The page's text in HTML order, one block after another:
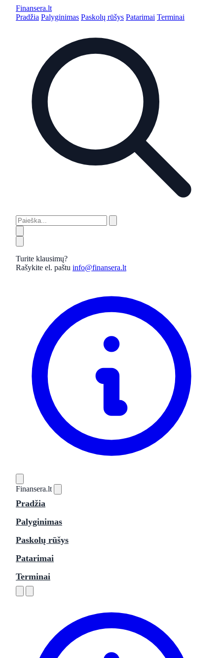
Finansera.lt
Pradžia Palyginimas Paskolų rūšys Patarimai Terminai
Turite klausimų?
Rašykite el. paštu info@finansera.lt
Finansera.lt
Pradžia
Palyginimas
Paskolų rūšys
Patarimai
Terminai